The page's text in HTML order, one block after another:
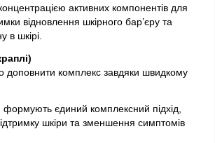
відновлення шкірного бар’єру та
в шкірі.
єдиний комплексний підхід,
шкіри та зменшення симптомів